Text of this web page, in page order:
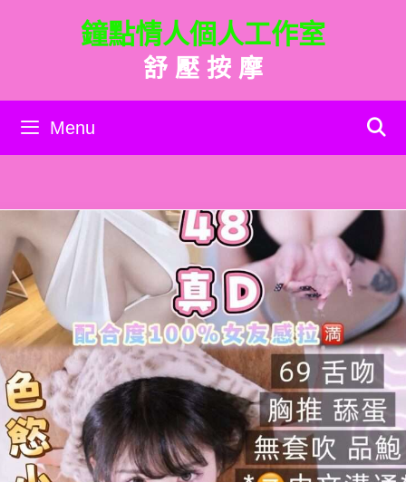
內
鐘點情人個人工作室
舒 壓 按 摩
Menu